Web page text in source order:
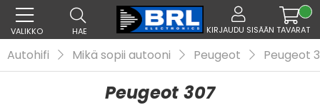
VALIKKO HAE KIRJAUDU SISÄÄN TAVARAT
Autohifi Mikä sopii autooni Peugeot Peugeot
Peugeot 307